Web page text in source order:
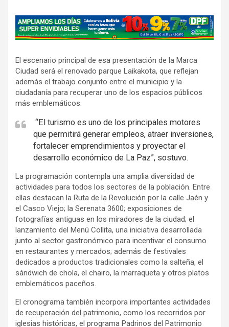
A
d
e
r
t
i
e
t
:
El escenario principal de esa presentación de la Marca
Ciudad será el renovado parque Laikakota, que reflejan
además el trabajo conjunto entre el municipio y la
ciudadanía para recuperar uno de los espacios públicos
más emblemáticos.
“El turismo es uno de los principales motores
que permitirá generar empleos, atraer inversiones,
fortalecer emprendimientos y proyectar el
desarrollo económico de La Paz”, sostuvo.
La programación contempla una amplia diversidad de
actividades para todos los sectores de la población. Entre
ellas destacan la Ruta de la Revolución por la calle Jaén y
el Casco Viejo; la Serenata 3600; exposiciones de
fotografías antiguas en los miradores de la ciudad; el
lanzamiento del Menú Collita, una iniciativa desarrollada
junto al sector gastronómico para incentivar el consumo
en restaurantes y mercados; además de festivales
dedicados a productos tradicionales como la salteña, el
sándwich de chola, el chairo, la marraqueta y otros platos
emblemáticos paceños.
El cronograma también incorpora importantes actividades
de recuperación del patrimonio, como los recorridos por
iglesias históricas, el programa Padrinos del Patrimonio